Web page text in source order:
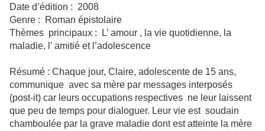
Date d’édition : 2008
Genre : Roman épistolaire
Thèmes principaux : L’ amour , la vie quotidienne, la
maladie, l’ amitié et l’adolescence
Résumé : Chaque jour, Claire, adolescente de 15 ans,
communique avec sa mère par messages interposés
(post-it) car leurs occupations respectives ne leur laissent
que peu de temps pour dialoguer. Leur vie est soudain
chamboulée par la grave maladie dont est atteinte la mère